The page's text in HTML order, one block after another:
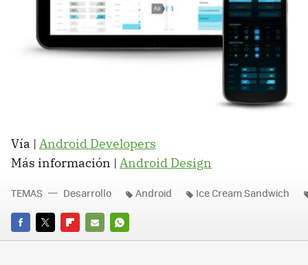
Vía | Android Developers
Más información | Android Design
FACEBOOK
TWITTERFLIPBOARD
E-
WHATSAPP
TEMAS Desarrollo Android Ice Cream Sandwich